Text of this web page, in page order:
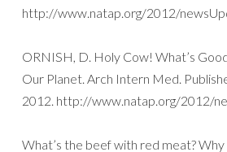
http://www.natap.org/2012/
ORNISH, D. Holy Cow! What’s
Our Planet. Arch Intern Med.
2012. http://www.natap.org/2012/
What’s the beef with red meat?